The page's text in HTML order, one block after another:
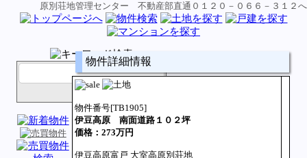
原別荘地管理センター 不動産部直通０１２０－０６６－３１２へ
物件詳細情報
物件番号[TB1905]
伊豆高原 南面道路１０２坪
価格：273万円
伊豆高原富戸 大室高原別荘地